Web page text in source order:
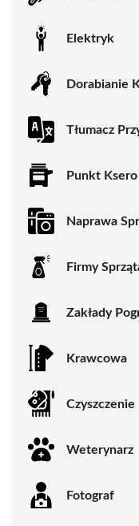
Elektryk
Dorabianie
Tłumacz
Punkt Ksero
Naprawa
Firmy
Zakłady
Krawcowa
Weterynarz
Fotograf